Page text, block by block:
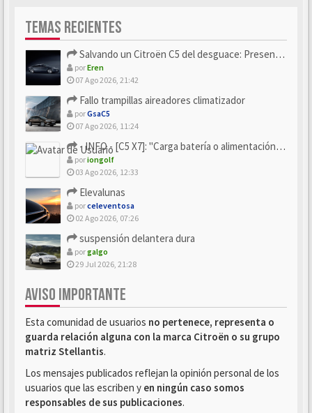
TEMAS RECIENTES
Salvando un Citroën C5 del desguace: Presentación y seguimiento
porEren
07 Ago 2026, 21:42
Fallo trampillas aireadores climatizador
porGsaC5
07 Ago 2026, 11:24
- INFO - [C5 X7]: "Carga batería o alimentación eléctri...
poriongolf
03 Ago 2026, 12:33
Elevalunas
porceleventosa
02 Ago 2026, 07:26
suspensión delantera dura
porgalgo
29 Jul 2026, 21:28
AVISO IMPORTANTE
Esta comunidad de usuarios no pertenece, representa o
guarda relación alguna con la marca Citroën o su grupo
matriz Stellantis.
Los mensajes publicados reflejan la opinión personal de los
usuarios que las escriben y en ningún caso somos
responsables de sus publicaciones.